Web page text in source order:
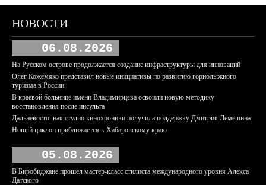
НОВОСТИ
06.08.2026
На Русском острове продолжается создание инфраструктуры для инноваций
Олег Кожемяко представил новые инициативы по развитию горнолыжного
туризма в России
В краевой больнице имени Владимирцева освоили новую методику
восстановления после инсульта
Дальневосточная студия кинохроники получила поддержку Дмитрия Демешина
Новый циклон приближается к Хабаровскому краю
05.08.2026
В Биробиджане прошел мастер-класс стилиста международного уровня Алекса
Датского